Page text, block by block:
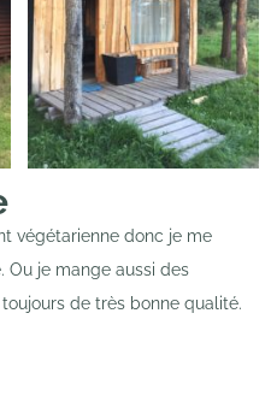
végétarienne donc je me
Ou je mange aussi des
de très bonne qualité.